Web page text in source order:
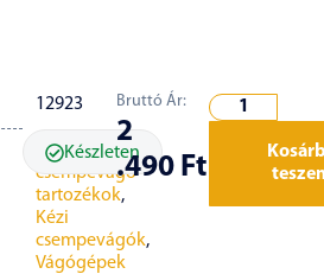
12923
Kézi
csempevágó
tartozékok,
Kézi
csempevágók,
Vágógépek
Készleten
Bruttó Ár:
2
.490 Ft